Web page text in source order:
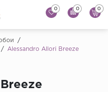
0 0 0
/
/ Alessandro Allori Breeze